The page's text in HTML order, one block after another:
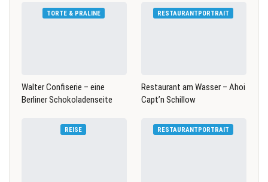
TORTE & PRALINE
Walter Confiserie – eine
Berliner Schokoladenseite
RESTAURANTPORTRAIT
Restaurant am Wasser – Ahoi
Capt’n Schillow
REISE RESTAURANTPORTRAIT